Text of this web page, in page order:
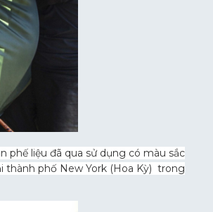
phế liệu đã qua sử dụng có màu sắc
thành phố New York (Hoa Kỳ) trong